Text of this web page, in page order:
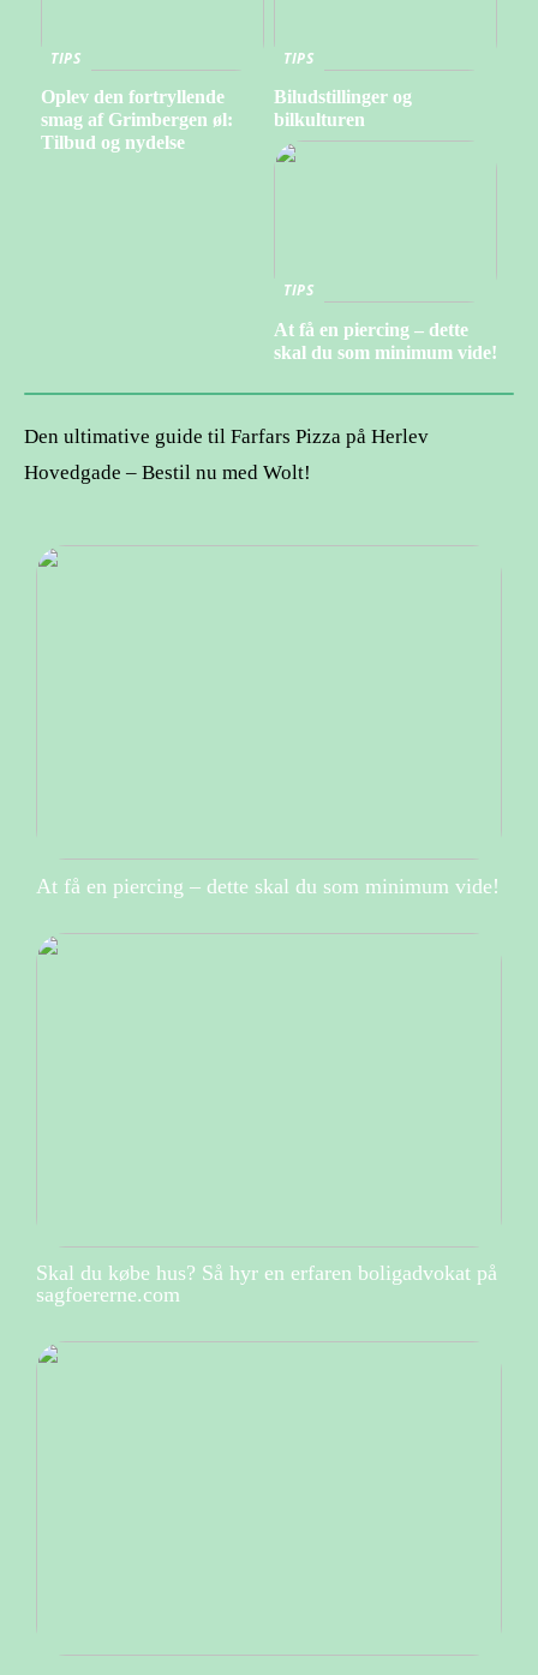
TIPS
Oplev den fortryllende
smag af Grimbergen øl:
Tilbud og nydelse
TIPS
Biludstillinger og
bilkulturen
TIPS
At få en piercing – dette
skal du som minimum vide!
Den ultimative guide til Farfars Pizza på Herlev
Hovedgade – Bestil nu med Wolt!
At få en piercing – dette skal du som minimum vide!
Skal du købe hus? Så hyr en erfaren boligadvokat på
sagfoererne.com